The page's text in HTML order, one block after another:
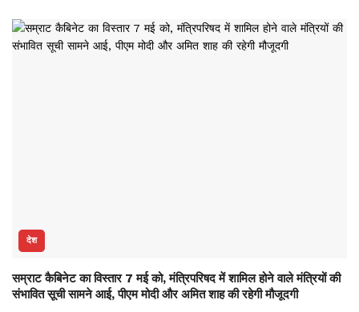
देश
सम्राट कैबिनेट का विस्तार 7 मई को, मंत्रिपरिषद में शामिल होने वाले मंत्रियों की
संभावित सूची सामने आई, पीएम मोदी और अमित शाह की रहेगी मौजूदगी